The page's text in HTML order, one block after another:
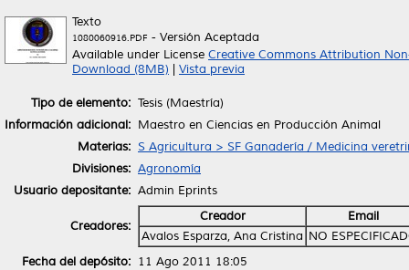
Texto
1080060916.PDF - Versión Aceptada
Available under License Creative Commons Attribution
Download (8MB)
Vista previa
Tipo de elemento: Tesis (Maestría)
Información adicional: Maestro en Ciencias en Producción Animal
Materias: S Agricultura > SF Ganadería / Medicina
Divisiones: Agronomía
Usuario depositante: Admin Eprints
Creadores:
Creador
Email
Avalos Esparza, Ana Cristina NO
Fecha del depósito: 11 Ago 2011 18:05